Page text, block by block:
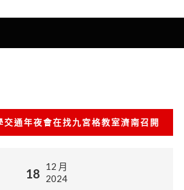
交通年夜會在找九宮格教室濟南召開
18
12 月
2024